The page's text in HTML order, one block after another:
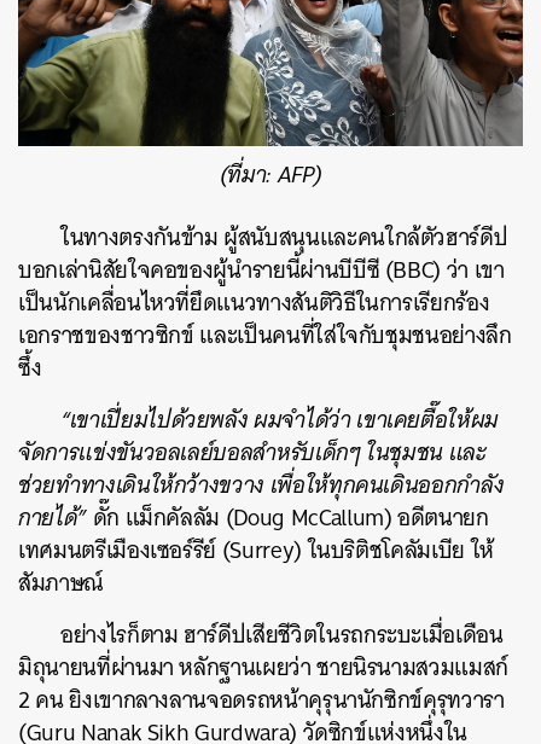
(ที่มา: AFP)
ในทางตรงกันข้าม ผู้สนับสนุนและคนใกล้ตัวฮาร์ดีป
บอกเล่านิสัยใจคอของผู้นำรายนี้ผ่านบีบีซี (BBC) ว่า เขา
เป็นนักเคลื่อนไหวที่ยึดแนวทางสันติวิธีในการเรียกร้อง
เอกราชของชาวซิกข์ และเป็นคนที่ใส่ใจกับชุมชนอย่างลึก
ซึ้ง
“เขาเปี่ยมไปด้วยพลัง ผมจำได้ว่า เขาเคยตื๊อให้ผม
จัดการแข่งขันวอลเลย์บอลสำหรับเด็กๆ ในชุมชน และ
ช่วยทำทางเดินให้กว้างขวาง เพื่อให้ทุกคนเดินออกกำลัง
กายได้”ดั๊ก แม็กคัลลัม (Doug McCallum) อดีตนายก
เทศมนตรีเมืองเซอร์รีย์ (Surrey) ในบริติชโคลัมเบีย ให้
สัมภาษณ์
อย่างไรก็ตาม ฮาร์ดีปเสียชีวิตในรถกระบะเมื่อเดือน
มิถุนายนที่ผ่านมา หลักฐานเผยว่า ชายนิรนามสวมแมสก์
2 คน ยิงเขากลางลานจอดรถหน้าคุรุนานักซิกข์คุรุทวารา
(Guru Nanak Sikh Gurdwara) วัดซิกข์แห่งหนึ่งใน